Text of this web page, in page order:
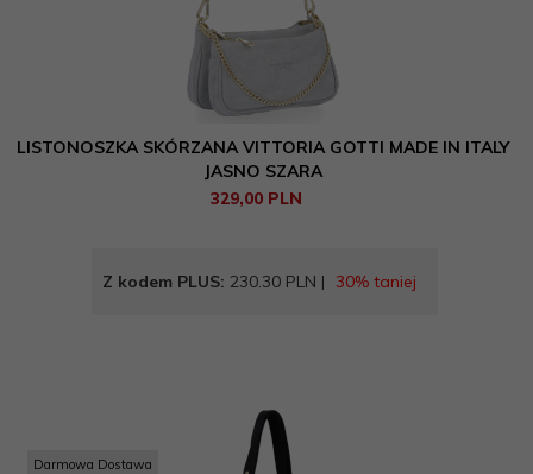
LISTONOSZKA SKÓRZANA VITTORIA GOTTI MADE IN ITALY
JASNO SZARA
329,00 PLN
Z kodem PLUS: 230.30 PLN | 30% taniej
Darmowa Dostawa